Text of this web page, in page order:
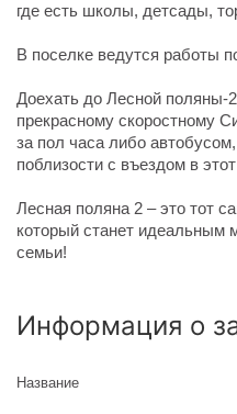
где есть школы, детсады,
В поселке ведутся работы
Доехать до Лесной
прекрасному скоростному
за пол часа либо
поблизости с въездом в
Лесная поляна 2 – это тот
который станет идеальным
семьи!
Информация о
Название